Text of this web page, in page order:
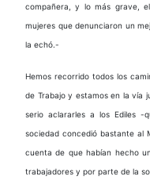
compañera, y lo más grave,
mujeres que denunciaron un
la echó.-
Hemos recorrido todos los
de Trabajo y estamos en la vía
serio aclararles a los Ediles -
sociedad concedió bastante al
cuenta de que habían hecho
trabajadores y por parte de la